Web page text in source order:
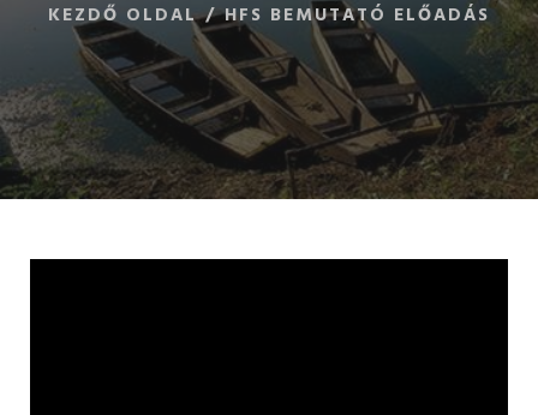
KEZDŐ OLDAL/HFS BEMUTATÓ ELŐADÁS